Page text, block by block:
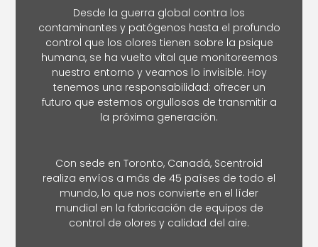
Desde la guerra global contra los
contaminantes y patógenos hasta el profundo
control que los olores tienen sobre la psique
humana, se ha vuelto vital que monitoreemos
nuestro entorno y veamos lo invisible. Hoy
tenemos una responsabilidad: ofrecer un
futuro que estemos orgullosos de transmitir a
la próxima generación.
Con sede en Toronto, Canadá, Scentroid
realiza envíos a más de 45 países de todo el
mundo, lo que nos convierte en el líder
mundial en la fabricación de equipos de
control de olores y calidad del aire.